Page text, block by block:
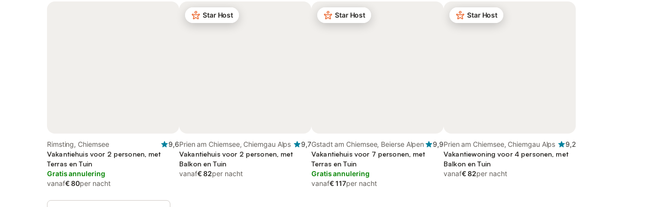
Rimsting, Chiemsee
9,6
Vakantiehuis voor 2 personen, met
Terras en Tuin
Gratis annulering
vanaf€ 80per nacht
Star Host
Prien am Chiemsee, Chiemgau Alps
9,7
Vakantiehuis voor 2 personen, met
Balkon en Tuin
vanaf€ 82per nacht
Star Host
Gstadt am Chiemsee, Beierse Alpen
9,9
Vakantiehuis voor 7 personen, met
Terras en Tuin
Gratis annulering
vanaf€ 117per nacht
Star Host
Prien am Chiemsee, Chiemgau Alps
9,2
Vakantiewoning voor 4 personen, met
Balkon en Tuin
vanaf€ 82per nacht